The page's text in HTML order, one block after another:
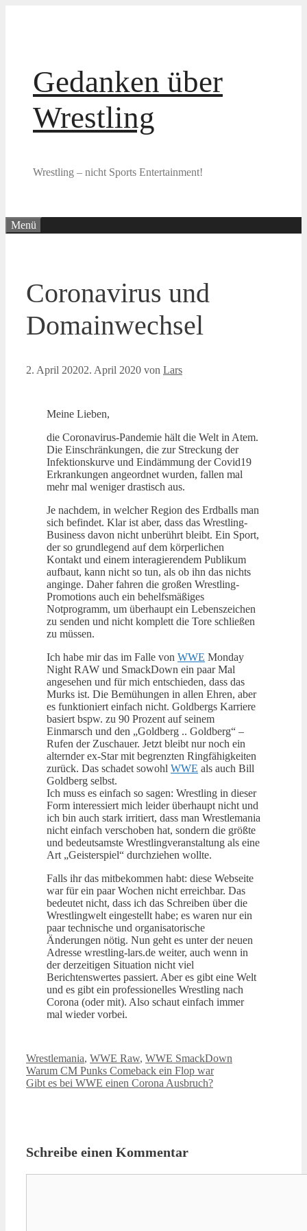
Gedanken über
Wrestling
Wrestling – nicht Sports Entertainment!
Menü
Coronavirus und
Domainwechsel
2. April 20202. April 2020 von Lars
Meine Lieben,
die Coronavirus-Pandemie hält die Welt in Atem.
Die Einschränkungen, die zur Streckung der
Infektionskurve und Eindämmung der Covid19
Erkrankungen angeordnet wurden, fallen mal
mehr mal weniger drastisch aus.
Je nachdem, in welcher Region des Erdballs man
sich befindet. Klar ist aber, dass das Wrestling-
Business davon nicht unberührt bleibt. Ein Sport,
der so grundlegend auf dem körperlichen
Kontakt und einem interagierendem Publikum
aufbaut, kann nicht so tun, als ob ihn das nichts
anginge. Daher fahren die großen Wrestling-
Promotions auch ein behelfsmäßiges
Notprogramm, um überhaupt ein Lebenszeichen
zu senden und nicht komplett die Tore schließen
zu müssen.
Ich habe mir das im Falle von WWE Monday
Night RAW und SmackDown ein paar Mal
angesehen und für mich entschieden, dass das
Murks ist. Die Bemühungen in allen Ehren, aber
es funktioniert einfach nicht. Goldbergs Karriere
basiert bspw. zu 90 Prozent auf seinem
Einmarsch und den „Goldberg .. Goldberg“ –
Rufen der Zuschauer. Jetzt bleibt nur noch ein
alternder ex-Star mit begrenzten Ringfähigkeiten
zurück. Das schadet sowohl WWE als auch Bill
Goldberg selbst.
Ich muss es einfach so sagen: Wrestling in dieser
Form interessiert mich leider überhaupt nicht und
ich bin auch stark irritiert, dass man Wrestlemania
nicht einfach verschoben hat, sondern die größte
und bedeutsamste Wrestlingveranstaltung als eine
Art „Geisterspiel“ durchziehen wollte.
Falls ihr das mitbekommen habt: diese Webseite
war für ein paar Wochen nicht erreichbar. Das
bedeutet nicht, dass ich das Schreiben über die
Wrestlingwelt eingestellt habe; es waren nur ein
paar technische und organisatorische
Änderungen nötig. Nun geht es unter der neuen
Adresse wrestling-lars.de weiter, auch wenn in
der derzeitigen Situation nicht viel
Berichtenswertes passiert. Aber es gibt eine Welt
und es gibt ein professionelles Wrestling nach
Corona (oder mit). Also schaut einfach immer
mal wieder vorbei.
Kategorien
Wrestlemania, WWE Raw, WWE SmackDown
Warum CM Punks Comeback ein Flop war
Gibt es bei WWE einen Corona Ausbruch?
Schreibe einen Kommentar